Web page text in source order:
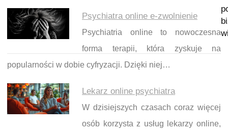
Psychiatra online e-zwolnienie
Psychiatria online to nowoczesna
forma terapii, która zyskuje na
popularności w dobie cyfryzacji. Dzięki niej…
Lekarz online psychiatra
W dzisiejszych czasach coraz więcej
osób korzysta z usług lekarzy online,